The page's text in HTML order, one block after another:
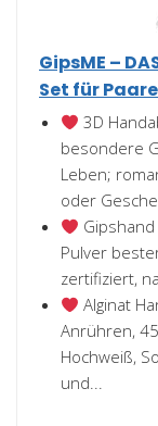
GipsME –
Set für
3D
besondere
Leben;
oder
Pulver
zertifiziert,
Alginat
Anrühren,
Hochweiß,
und...